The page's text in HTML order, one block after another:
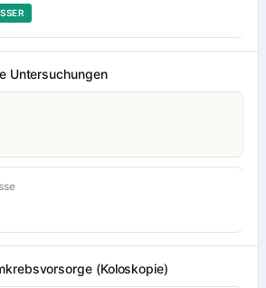
Untersuchungen
(Koloskopie)